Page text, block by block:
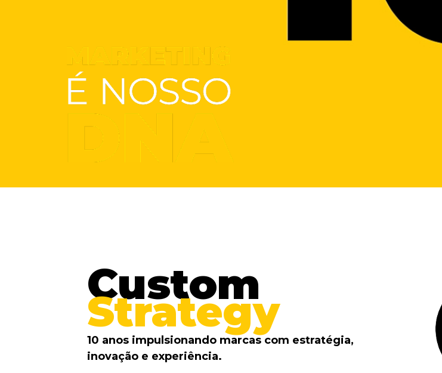
Custom
Strategy
10 anos impulsionando marcas com estratégia,
inovação e experiência.